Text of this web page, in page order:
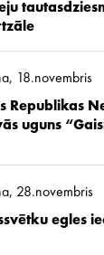
18.novembris
Republikas
uguns
28.novembris
egles